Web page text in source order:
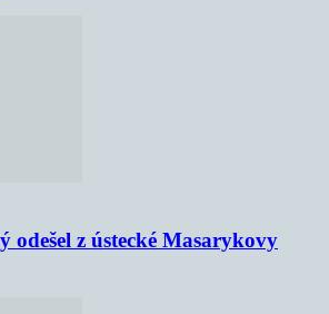
odešel z ústecké Masarykovy